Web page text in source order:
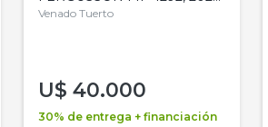
4WD, PATON
Venado Tuerto
U$ 40.000
30% de entrega + financiación